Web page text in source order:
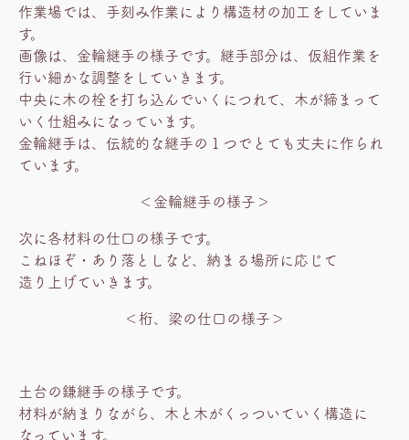
作業場では、手刻み作業により構造材の加工をしていま
す。
画像は、金輪継手の様子です。継手部分は、仮組作業を
行い細かな調整をしていきます。
中央に木の栓を打ち込んでいくにつれて、木が締まって
いく仕組みになっています。
金輪継手は、伝統的な継手の１つでとても丈夫に作られ
ています。
＜金輪継手の様子＞
次に各材料の仕口の様子です。
こねほぞ・あり落としなど、納まる場所に応じて
造り上げていきます。
＜桁、梁の仕口の様子＞
土台の鎌継手の様子です。
材料が納まりながら、木と木がくっついていく構造に
なっています。